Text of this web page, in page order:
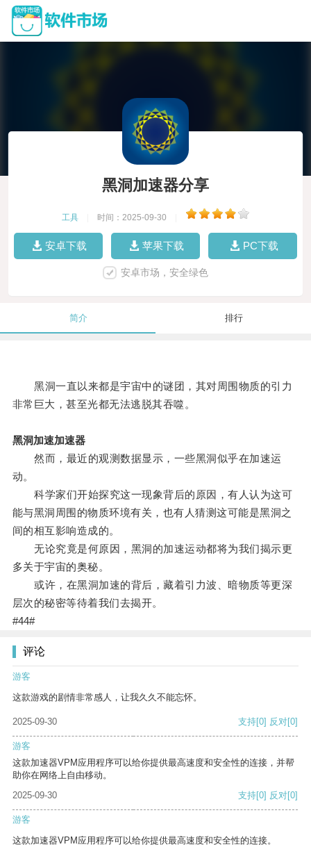
黑洞加速器分享
工具 时间：2025-09-30
安卓下载 苹果下载 PC下载
安卓市场，安全绿色
简介 排行
黑洞一直以来都是宇宙中的谜团，其对周围物质的引力
非常巨大，甚至光都无法逃脱其吞噬。
黑洞加速加速器
然而，最近的观测数据显示，一些黑洞似乎在加速运
动。
科学家们开始探究这一现象背后的原因，有人认为这可
能与黑洞周围的物质环境有关，也有人猜测这可能是黑洞之
间的相互影响造成的。
无论究竟是何原因，黑洞的加速运动都将为我们揭示更
多关于宇宙的奥秘。
或许，在黑洞加速的背后，藏着引力波、暗物质等更深
层次的秘密等待着我们去揭开。
#44#
评论
游客
这款游戏的剧情非常感人，让我久久不能忘怀。
2025-09-30 支持[0] 反对[0]
游客
这款加速器VPM应用程序可以给你提供最高速度和安全性的连接，并帮
助你在网络上自由移动。
2025-09-30
支持[0] 反对[0]
游客
这款加速器VPM应用程序可以给你提供最高速度和安全性的连接。